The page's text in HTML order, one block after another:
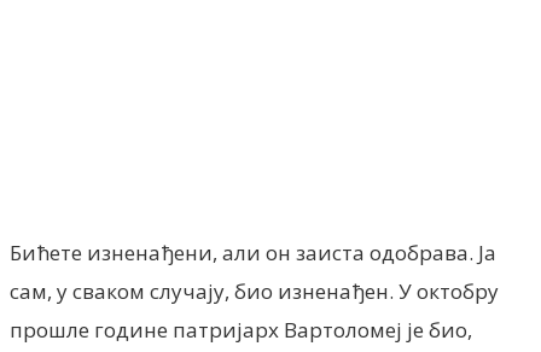
Бићете изненађени, али он заиста одобрава. Ја
сам, у сваком случају, био изненађен. У октобру
прошле године патријарх Вартоломеј је био,